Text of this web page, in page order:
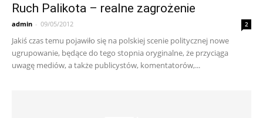
Ruch Palikota – realne zagrożenie
admin - 09/05/2012 2
Jakiś czas temu pojawiło się na polskiej scenie politycznej nowe
ugrupowanie, będące do tego stopnia oryginalne, że przyciąga
uwagę mediów, a także publicystów, komentatorów,...